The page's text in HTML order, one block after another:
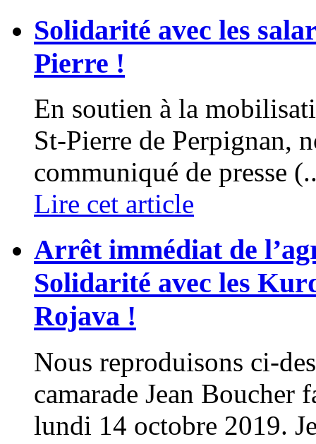
Solidarité avec les
Pierre !
En soutien à la
St-Pierre de Perpignan,
communiqué de presse
Lire cet article
Arrêt immédiat de
Solidarité avec les
Rojava !
Nous reproduisons ci-
camarade Jean Boucher
lundi 14 octobre 2019.